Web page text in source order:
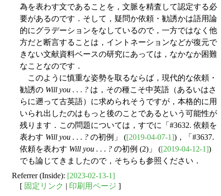
為を表わす文であることを，文脈を精査して認定する必
要があるのです．そして，疑問か依頼・勧誘かは語用論
的にグラデーションをなしているので，一方ではなく他
方だと断言することは，イントネーションなどが復元で
きない文献資料ベースの研究にあっては，なかなか困難
なことなのです．
このように慎重な姿勢を取るならば，現代的な依頼・
勧誘の Will you . . . ? は，その種こそ中英語（あるいはさ
らに遡って古英語）に求められそうですが，本格的に用
いられ出したのはもっと後のことであるという可能性が
残ります．この問題については，すでに「#3632. 依頼を
表わす Will you . . . ? の初例」 ([2019-04-07-1])，「#3637.
依頼を表わす Will you . . . ? の初例 (2)」 ([2019-04-12-1])
でも論じてきましたので，そちらも参照ください．
Referrer (Inside): [2023-02-13-1]
[ 固定リンク | 印刷用ページ ]